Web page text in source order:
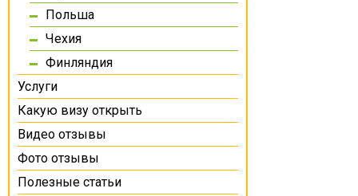
Польша
Чехия
Финляндия
Услуги
Какую визу открыть
Видео отзывы
Фото отзывы
Полезные статьи